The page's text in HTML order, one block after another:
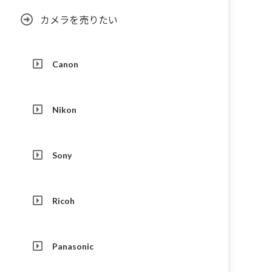
カメラを売りたい
Canon
Nikon
Sony
Ricoh
Panasonic